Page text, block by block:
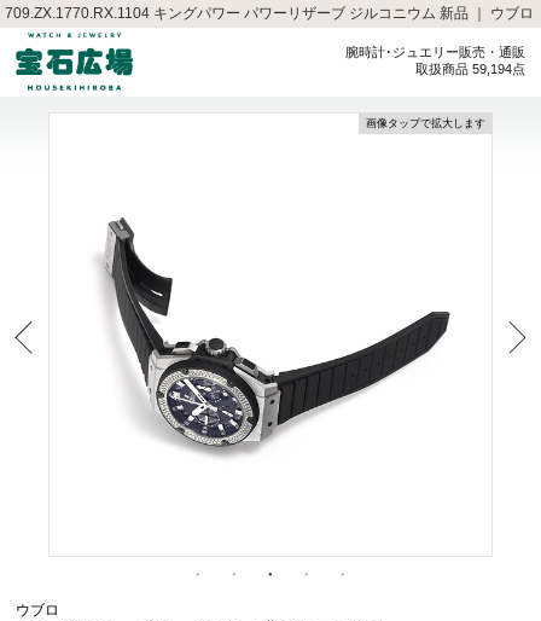
709.ZX.1770.RX.1104 キングパワー パワーリザーブ ジルコニウム 新品 ｜ ウブロ
腕時計･ジュエリー販売・通販
取扱商品 59,194点
画像タップで拡大します
ウブロ